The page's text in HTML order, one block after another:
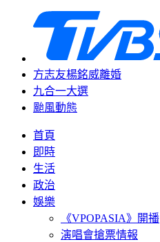
方志友楊銘威離婚
九合一大選
颱風動態
首頁
即時
生活
政治
娛樂
《VPOPASIA》開播
演唱會搶票情報